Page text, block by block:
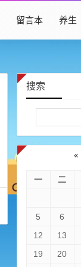
留言本 养生
搜索
«
一 二
5
6
12
13
19
20